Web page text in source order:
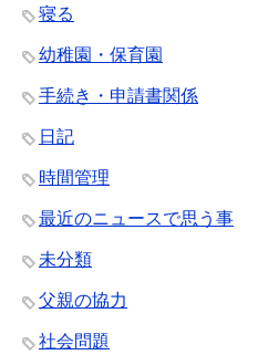
寝る
幼稚園・保育園
手続き・申請書関係
日記
時間管理
最近のニュースで思う事
未分類
父親の協力
社会問題